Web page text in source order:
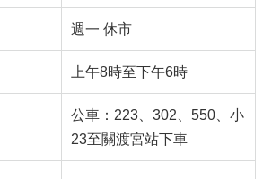
週一 休市
上午8時至下午6時
公車：223、302、550、小
23至關渡宮站下車